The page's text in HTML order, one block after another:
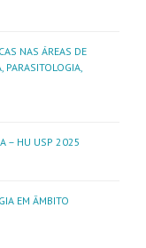
NAS ÁREAS DE
PARASITOLOGIA,
– HU USP 2025
EM ÂMBITO